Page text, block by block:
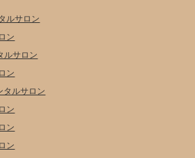
ルサロン
ン
ルサロン
ン
タルサロン
ン
ン
ン